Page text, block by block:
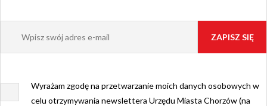
Wyrażam zgodę na przetwarzanie moich danych osobowych w
celu otrzymywania newslettera Urzędu Miasta Chorzów (na